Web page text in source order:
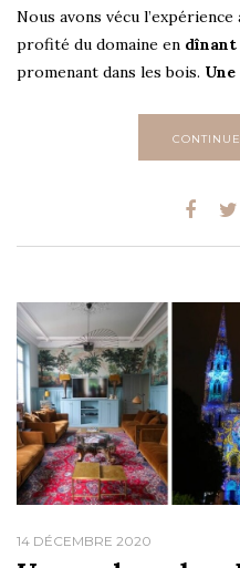
Nous avons vécu
profité du domaine en dînant
promenant dans les bois.
14 DÉCEMBRE 2020